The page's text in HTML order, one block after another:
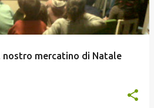
nostro mercatino di Natale